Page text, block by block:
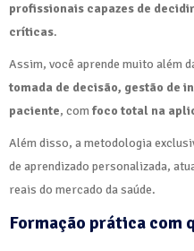
profissionais capazes de
críticas.
Assim, você aprende muito além
tomada de decisão, gestão de
paciente, comfoco total na
Além disso, a metodologia
de aprendizado personalizada,
reais do mercado da saúde.
Formação prática com